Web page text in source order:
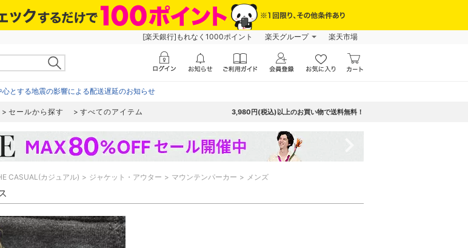
[楽天銀行]もれなく1000ポイント 楽天グループ 楽天市場
心とする地震の影響による配送遅延のお知らせ
セールから探す すべてのアイテム 3,980円(税込)以上のお買い物で送料無料！
CASUAL(カジュアル) ジャケット・アウター マウンテンパーカー メンズ